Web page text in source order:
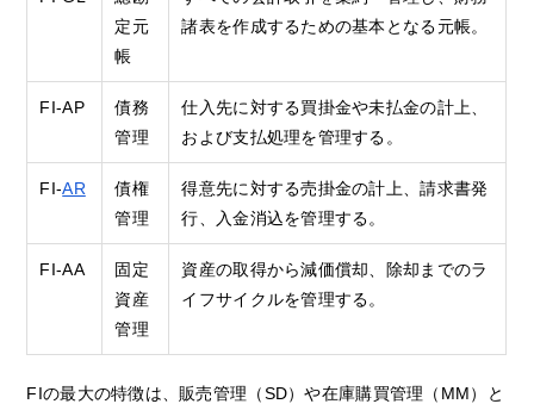
定元
帳
諸表を作成するための基本となる元帳。
FI-AP
債務
管理
仕入先に対する買掛金や未払金の計上、
および支払処理を管理する。
FI-AR
債権
管理
得意先に対する売掛金の計上、請求書発
行、入金消込を管理する。
FI-AA
固定
資産
管理
資産の取得から減価償却、除却までのラ
イフサイクルを管理する。
FIの最大の特徴は、販売管理（SD）や在庫購買管理（MM）と